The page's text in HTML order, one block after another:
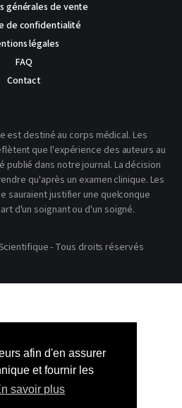
afin d'en assurer
et fournir les
savoir plus
générales de vente
de confidentialité
légales
FAQ
Contact
est destiné au corps médical. Les
que l'expérience des auteurs au
publié dans notre journal. La décision
qu'après un examen clinique. Les
sauraient justifier une quelconque
d'un soignant ou d'un soigné.
- Tous droits réservés